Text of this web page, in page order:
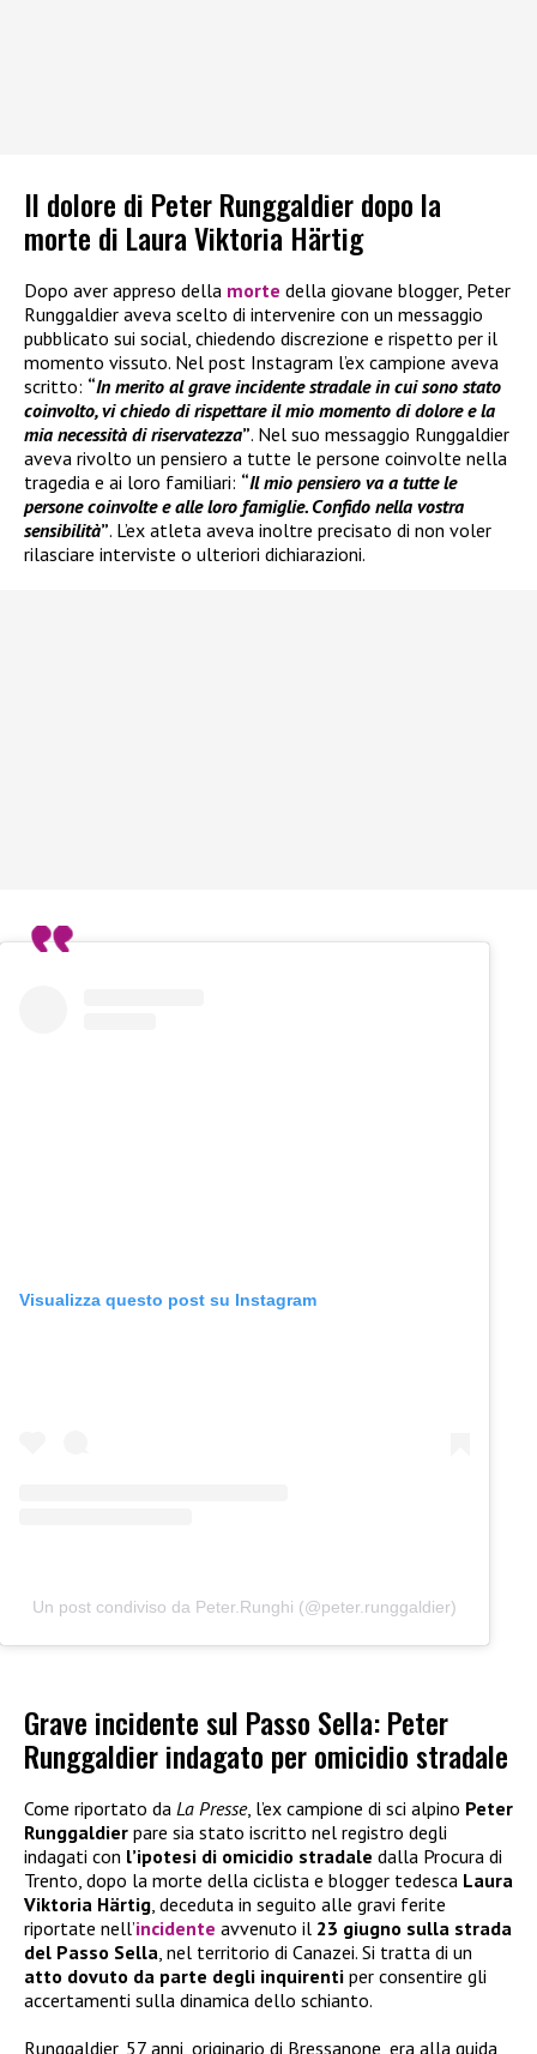
Il dolore di Peter Runggaldier dopo la
morte di Laura Viktoria Härtig
Dopo aver appreso della morte della giovane blogger, Peter
Runggaldier aveva scelto di intervenire con un messaggio
pubblicato sui social, chiedendo discrezione e rispetto per il
momento vissuto. Nel post Instagram l’ex campione aveva
scritto: “In merito al grave incidente stradale in cui sono stato
coinvolto, vi chiedo di rispettare il mio momento di dolore e la
mia necessità di riservatezza”. Nel suo messaggio Runggaldier
aveva rivolto un pensiero a tutte le persone coinvolte nella
tragedia e ai loro familiari: “Il mio pensiero va a tutte le
persone coinvolte e alle loro famiglie. Confido nella vostra
sensibilità”. L’ex atleta aveva inoltre precisato di non voler
rilasciare interviste o ulteriori dichiarazioni.
Visualizza questo post su Instagram
Un post condiviso da Peter.Runghi (@peter.runggaldier)
Grave incidente sul Passo Sella: Peter
Runggaldier indagato per omicidio stradale
Come riportato da La Presse, l’ex campione di sci alpino Peter
Runggaldier pare sia stato iscritto nel registro degli
indagati con l’ipotesi di omicidio stradale dalla Procura di
Trento, dopo la morte della ciclista e blogger tedesca Laura
Viktoria Härtig, deceduta in seguito alle gravi ferite
riportate nell’incidente avvenuto il 23 giugno sulla strada
del Passo Sella, nel territorio di Canazei. Si tratta di un
atto dovuto da parte degli inquirenti per consentire gli
accertamenti sulla dinamica dello schianto.
Runggaldier, 57 anni, originario di Bressanone, era alla guida